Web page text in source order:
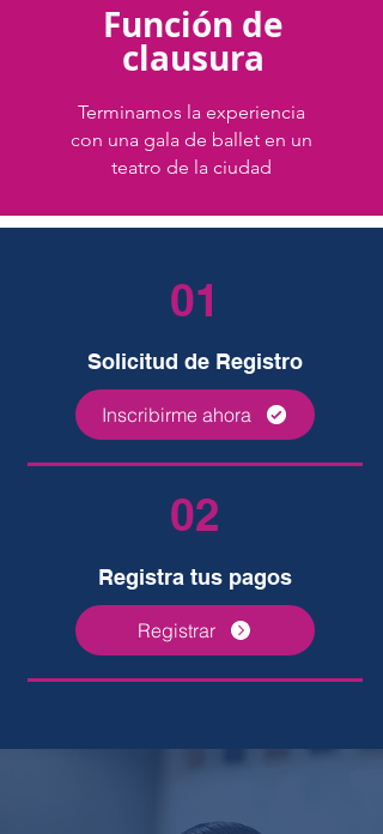
Función de
clausura
Terminamos la experiencia
con una gala de ballet en un
teatro de la ciudad
01
Solicitud de Registro
Inscribirme ahora
02
Registra tus pagos
Registrar